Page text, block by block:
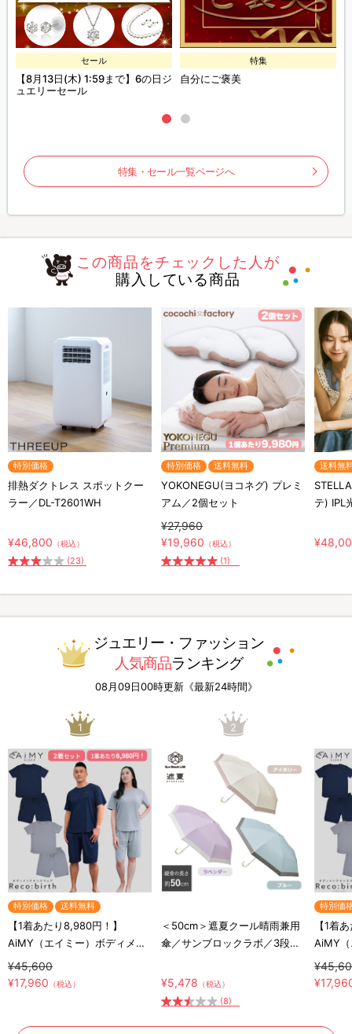
セール
【8月13日(木) 1:59まで】6の日ジ
ュエリーセール
特集
自分にご褒美
特集・セール一覧ページへ
この商品をチェックした人が
購入している商品
特別価格
排熱ダクトレス スポットクー
ラー／DL-T2601WH
¥46,800 （税込）
(23)
特別価格 送料無料
YOKONEGU(ヨコネグ) プレミ
アム／2個セット
¥27,960
¥19,960 （税込）
(1)
送料無
テ) IPL
ジュエリー・ファッション
人気商品ランキング
08月09日00時更新《最新24時間》
1
特別価格 送料無料
【1着あたり8,980円！】
AiMY（エイミー）ボディメン
テナンスウェア リカバース／
半袖半ズボン／2着セット／上
¥45,600
¥17,960 （税込）
2
＜50cm＞遮夏クール晴雨兼用
傘／サンブロックラボ／3段コ
／紫外線対策／放射冷却
¥5,478 （税込）
(8)
特別価
【1着
AiMY
テナン
半袖半